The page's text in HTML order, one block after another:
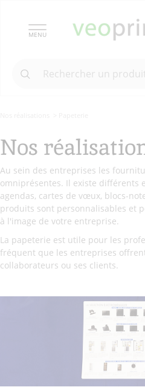
MENU
Nos
Au sein des entreprises les
omniprésentes. Il existe différents
agendas, cartes de vœux, blocs-
produits sont personnalisables et
à l'image de votre entreprise.
La papeterie est utile pour les
fréquent que les entreprises
collaborateurs ou ses clients.